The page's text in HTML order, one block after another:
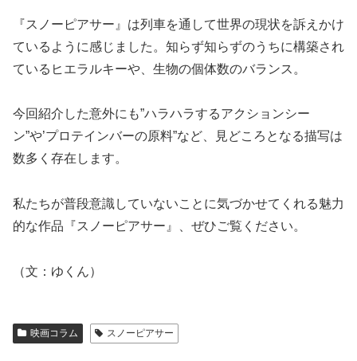
『スノーピアサー』は列車を通して世界の現状を訴えかけ
ているように感じました。知らず知らずのうちに構築され
ているヒエラルキーや、生物の個体数のバランス。
今回紹介した意外にも”ハラハラするアクションシー
ン”や’プロテインバーの原料”など、見どころとなる描写は
数多く存在します。
私たちが普段意識していないことに気づかせてくれる魅力
的な作品『スノーピアサー』、ぜひご覧ください。
（文：ゆくん）
映画コラム スノーピアサー